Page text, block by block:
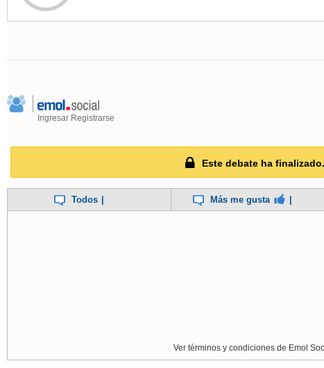
Ingresar Registrarse
Este debate ha finalizado.
Todos Más me gusta
Ver términos y condiciones de Emol